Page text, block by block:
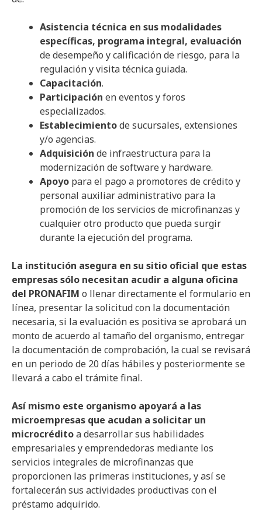
Asistencia técnica en sus modalidades
específicas, programa integral, evaluación
de desempeño y calificación de riesgo, para la
regulación y visita técnica guiada.
Capacitación.
Participación en eventos y foros
especializados.
Establecimientode sucursales, extensiones
y/o agencias.
Adquisición de infraestructura para la
modernización de software y hardware.
Apoyo para el pago a promotores de crédito y
personal auxiliar administrativo para la
promoción de los servicios de microfinanzas y
cualquier otro producto que pueda surgir
durante la ejecución del programa.
La institución asegura en su sitio oficial que estas
empresas sólo necesitan acudir a alguna oficina
del PRONAFIM o llenar directamente el formulario en
línea, presentar la solicitud con la documentación
necesaria, si la evaluación es positiva se aprobará un
monto de acuerdo al tamaño del organismo, entregar
la documentación de comprobación, la cual se revisará
en un periodo de 20 días hábiles y posteriormente se
llevará a cabo el trámite final.
Así mismo este organismo apoyará a las
microempresas que acudan a solicitar un
microcréditoa desarrollar sus habilidades
empresariales y emprendedoras mediante los
servicios integrales de microfinanzas que
proporcionen las primeras instituciones, y así se
fortalecerán sus actividades productivas con el
préstamo adquirido.